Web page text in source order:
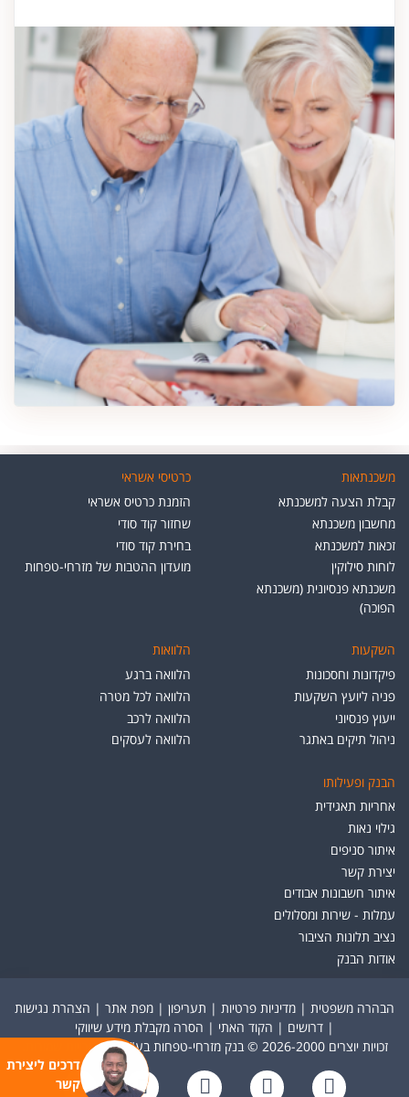
משכנתאות
קבלת הצעה למשכנתא
מחשבון משכנתא
זכאות למשכנתא
לוחות סילוקין
משכנתא פנסיונית (משכנתא
הפוכה)
כרטיסי אשראי
הזמנת כרטיס אשראי
שחזור קוד סודי
בחירת קוד סודי
מועדון ההטבות של מזרחי-טפחות
השקעות
פיקדונות וחסכונות
פניה ליועץ השקעות
ייעוץ פנסיוני
ניהול תיקים באתגר
הלוואות
הלוואה ברגע
הלוואה לכל מטרה
הלוואה לרכב
הלוואה לעסקים
הבנק ופעילותו
אחריות תאגידית
גילוי נאות
איתור סניפים
יצירת קשר
איתור חשבונות אבודים
עמלות - שירות ומסלולים
נציב תלונות הציבור
אודות הבנק
הבהרה משפטית | מדיניות פרטיות | תעריפון | מפת אתר | הצהרת נגישות
| דרושים | הקוד האתי | הסרה מקבלת מידע שיווקי
זכויות יוצרים 2026-2000 © בנק מזרחי-טפחות בע"מ. כל הזכויות שמורות.